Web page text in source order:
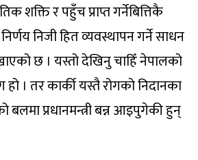
शक्ति र पहुँच प्राप्त गर्नेबित्तिकै
निजी हित व्यवस्थापन गर्ने साधन
छ । यस्तो देखिनु चाहिँ नेपालको
हो । तर कार्की यस्तै रोगको निदानका
बलमा प्रधानमन्त्री बन्न आइपुगेकी हुन्